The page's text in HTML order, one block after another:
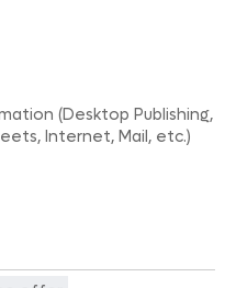
(Desktop Publishing,
Internet, Mail, etc.)